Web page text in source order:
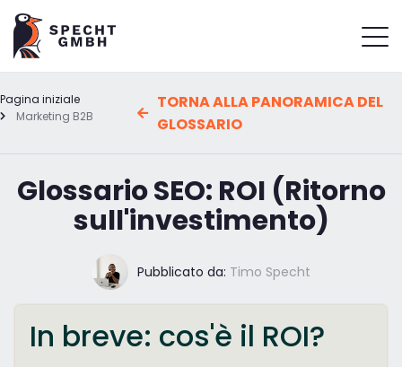
Pagina iniziale
Marketing B2B
TORNA ALLA PANORAMICA DEL
GLOSSARIO
Glossario SEO: ROI (Ritorno
sull'investimento)
Pubblicato da: Timo Specht
In breve: cos'è il ROI?